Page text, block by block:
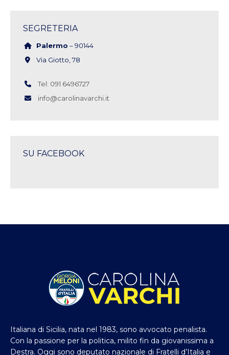
SEGRETERIA
Palermo – 90144
Via Giotto, 78
Tel: 091 6496727
info@carolinavarchi.it
SU FACEBOOK
Italiana di Sicilia, nata nel 1983, sono avvocato penalista.
Con la passione per la politica, milito fin da giovanissima a
Destra. Oggi sono deputato nazionale di Fratelli d’Italia e